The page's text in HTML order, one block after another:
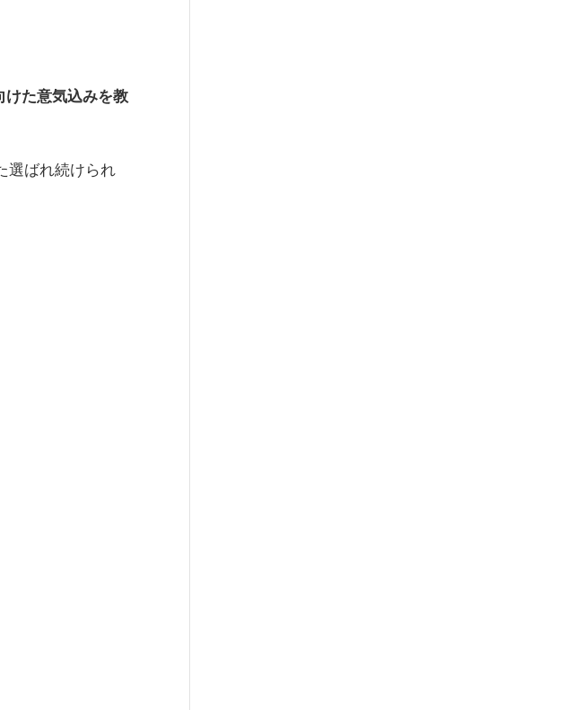
けた意気込みを教
選ばれ続けられ